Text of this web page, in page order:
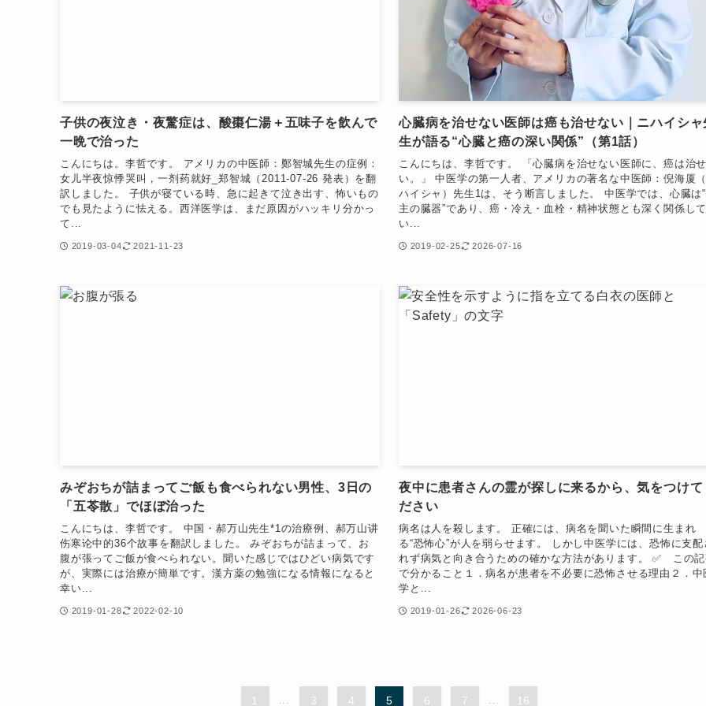
子供の夜泣き・夜驚症は、酸棗仁湯＋五味子を飲んで
一晩で治った
こんにちは。李哲です。 アメリカの中医師：鄭智城先生の症例：
女儿半夜惊悸哭叫，一剂药就好_郑智城（2011-07-26 発表）を翻
訳しました。 子供が寝ている時、急に起きて泣き出す、怖いもの
でも見たように怯える。西洋医学は、まだ原因がハッキリ分かっ
て...
2019-03-04 2021-11-23
心臓病を治せない医師は癌も治せない｜ニハイシャ
生が語る“心臓と癌の深い関係”（第1話）
こんにちは、李哲です。 「心臓病を治せない医師に、癌は治
い。」 中医学の第一人者、アメリカの著名な中医師：倪海厦
ハイシャ）先生1は、そう断言しました。 中医学では、心臓は
主の臓器”であり、癌・冷え・血栓・精神状態とも深く関係して
い...
2019-02-25 2026-07-16
みぞおちが詰まってご飯も食べられない男性、3日の
「五苓散」でほぼ治った
こんにちは、李哲です。 中国・郝万山先生*1の治療例、郝万山讲
伤寒论中的36个故事を翻訳しました。 みぞおちが詰まって、お
腹が張ってご飯が食べられない。聞いた感じではひどい病気です
が、実際には治療が簡単です。漢方薬の勉強になる情報になると
幸い...
2019-01-28 2022-02-10
夜中に患者さんの霊が探しに来るから、気をつけて
ださい
病名は人を殺します。 正確には、病名を聞いた瞬間に生まれ
る“恐怖心”が人を弱らせます。 しかし中医学には、恐怖に支配
れず病気と向き合うための確かな方法があります。 ✅️ この
で分かること１．病名が患者を不必要に恐怖させる理由２．中
学と...
2019-01-26 2026-06-23
1 3 4 5 6 7 16